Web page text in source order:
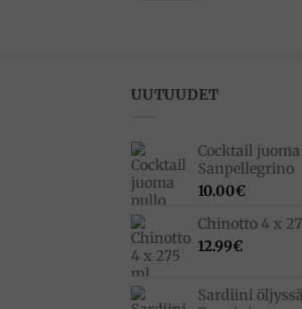
UUTUUDET
Cocktail
Sanpellegrino
10.00€
Chinotto 4 x
12.99€
Sardiini